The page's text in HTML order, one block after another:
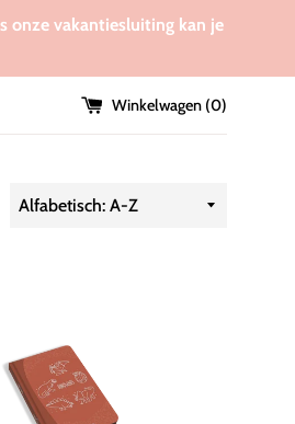
onze vakantiesluiting kan je
Winkelwagen (0)
Sorteer